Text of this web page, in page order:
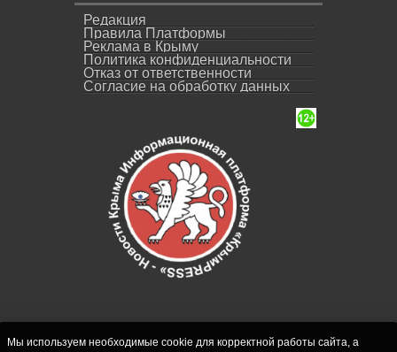
Редакция
Правила Платформы
Реклама в Крыму
Политика конфиденциальности
Отказ от ответственности
Согласие на обработку данных
Мы используем необходимые cookie для корректной работы сайта, а